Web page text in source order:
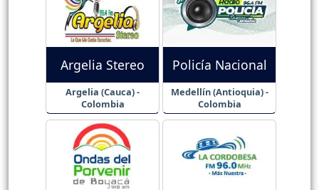
Argelia Stereo
Argelia (Cauca) -
Colombia
Policía Nacional
Medellín (Antioquia) -
Colombia